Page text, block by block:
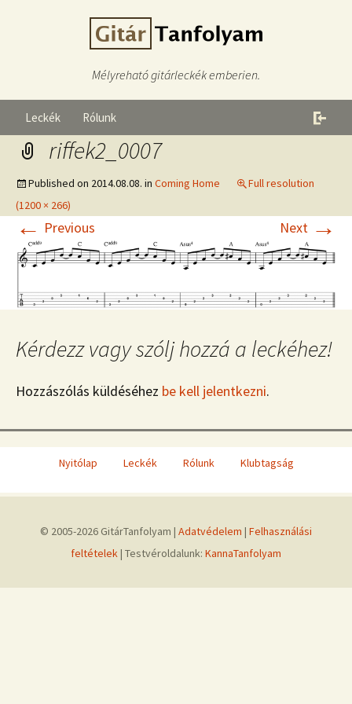
Mélyreható gitárleckék emberien.
Leckék Rólunk
riffek2_0007
Published on 2014.08.08. in Coming Home
Full resolution
(1200 × 266)
← Previous Next →
Kérdezz vagy szólj hozzá a leckéhez!
Hozzászólás küldéséhez be kell jelentkezni.
Nyitólap Leckék Rólunk Klubtagság
© 2005-2026 GitárTanfolyam | Adatvédelem | Felhasználási
feltételek| Testvéroldalunk: KannaTanfolyam